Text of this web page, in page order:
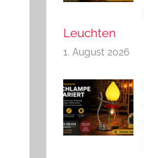
Leuchten
1. August 2026